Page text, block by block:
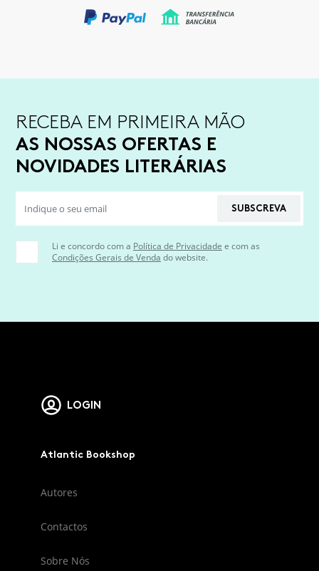
RECEBA EM PRIMEIRA MÃO
AS NOSSAS OFERTAS E
NOVIDADES LITERÁRIAS
SUBSCREVA
Li e concordo com a Política de Privacidade e com as
Condições Gerais de Venda do website.
LOGIN
Atlantic Bookshop
Autores
Contactos
Sobre Nós